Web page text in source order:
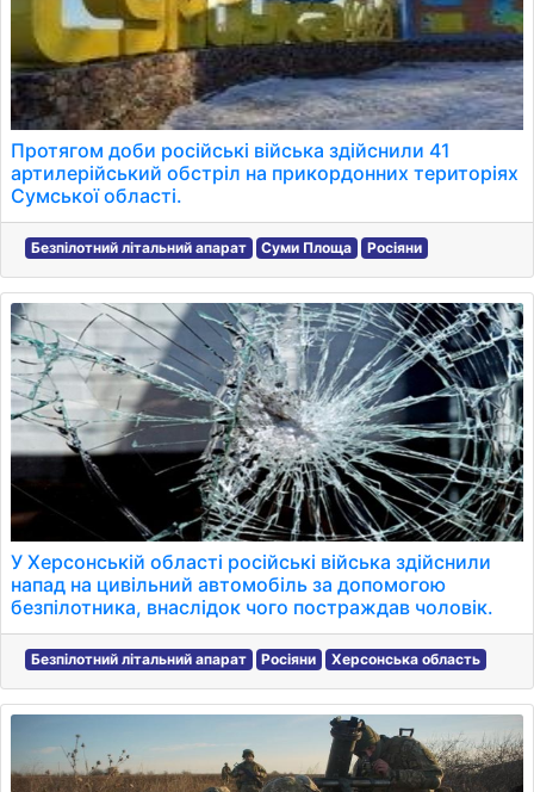
Протягом доби російські війська здійснили 41
артилерійський обстріл на прикордонних територіях
Сумської області.
Безпілотний літальний апарат Суми Площа Росіяни
У Херсонській області російські війська здійснили
напад на цивільний автомобіль за допомогою
безпілотника, внаслідок чого постраждав чоловік.
Безпілотний літальний апарат Росіяни Херсонська область